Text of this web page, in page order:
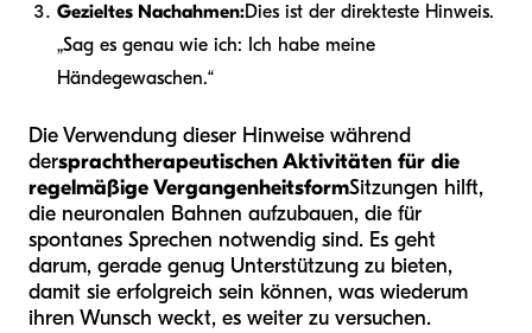
Gezieltes Nachahmen:Dies ist der direkteste Hinweis.
„Sag es genau wie ich: Ich habe meine
Händegewaschen.“
Die Verwendung dieser Hinweise während
dersprachtherapeutischen Aktivitäten für die
regelmäßige VergangenheitsformSitzungen hilft,
die neuronalen Bahnen aufzubauen, die für
spontanes Sprechen notwendig sind. Es geht
darum, gerade genug Unterstützung zu bieten,
damit sie erfolgreich sein können, was wiederum
ihren Wunsch weckt, es weiter zu versuchen.